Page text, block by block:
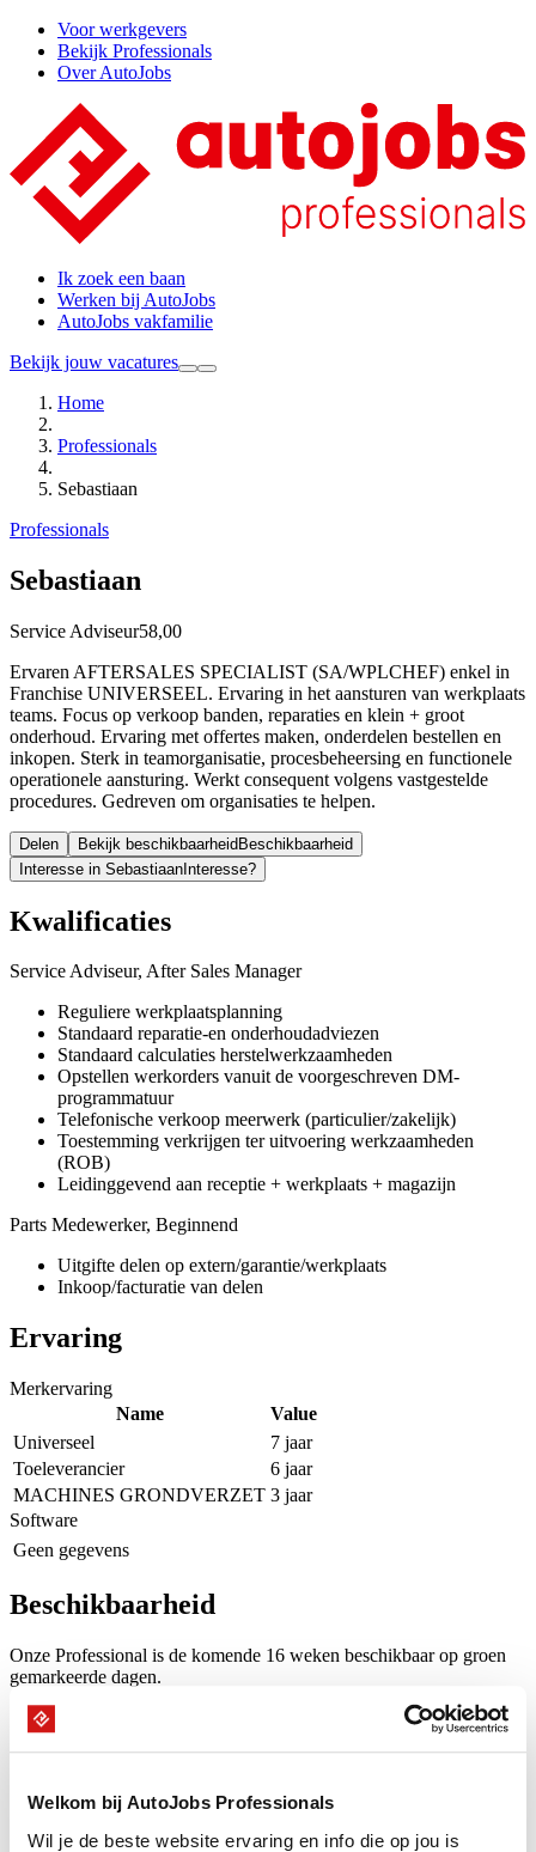
Welkom bij AutoJobs Professionals
Wil je de beste website ervaring en info die op jou is
Voor werkgevers
Bekijk Professionals
Over AutoJobs
Ik zoek een baan
Werken bij AutoJobs
AutoJobs vakfamilie
Bekijk jouw vacatures
Home
Professionals
Sebastiaan
Professionals
Sebastiaan
Service Adviseur58,00
Ervaren AFTERSALES SPECIALIST (SA/WPLCHEF) enkel in
Franchise UNIVERSEEL. Ervaring in het aansturen van werkplaats
teams. Focus op verkoop banden, reparaties en klein + groot
onderhoud. Ervaring met offertes maken, onderdelen bestellen en
inkopen. Sterk in teamorganisatie, procesbeheersing en functionele
operationele aansturing. Werkt consequent volgens vastgestelde
procedures. Gedreven om organisaties te helpen.
Delen Bekijk beschikbaarheidBeschikbaarheid
Interesse in SebastiaanInteresse?
Kwalificaties
Service Adviseur, After Sales Manager
Reguliere werkplaatsplanning
Standaard reparatie-en onderhoudadviezen
Standaard calculaties herstelwerkzaamheden
Opstellen werkorders vanuit de voorgeschreven DM-
programmatuur
Telefonische verkoop meerwerk (particulier/zakelijk)
Toestemming verkrijgen ter uitvoering werkzaamheden
(ROB)
Leidinggevend aan receptie + werkplaats + magazijn
Parts Medewerker, Beginnend
Uitgifte delen op extern/garantie/werkplaats
Inkoop/facturatie van delen
Ervaring
Merkervaring
Name
Value
Universeel
7 jaar
Toeleverancier
6 jaar
MACHINES GRONDVERZET 3 jaar
Software
Geen gegevens
Beschikbaarheid
Onze Professional is de komende 16 weken beschikbaar op groen
gemarkeerde dagen.
augustus - september 2026
27 28 29 30 31 1
2
4 5 6 7 8
9